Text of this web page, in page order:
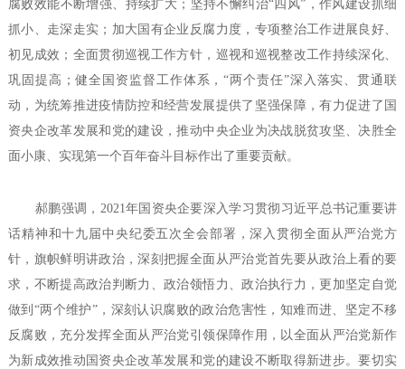
腐败效能不断增强、持续扩大；坚持不懈纠治“四风”，作风建设抓细
抓小、走深走实；加大国有企业反腐力度，专项整治工作进展良好、
初见成效；全面贯彻巡视工作方针，巡视和巡视整改工作持续深化、
巩固提高；健全国资监督工作体系，“两个责任”深入落实、贯通联
动，为统筹推进疫情防控和经营发展提供了坚强保障，有力促进了国
资央企改革发展和党的建设，推动中央企业为决战脱贫攻坚、决胜全
面小康、实现第一个百年奋斗目标作出了重要贡献。
郝鹏强调，2021年国资央企要深入学习贯彻习近平总书记重要讲
话精神和十九届中央纪委五次全会部署，深入贯彻全面从严治党方
针，旗帜鲜明讲政治，深刻把握全面从严治党首先要从政治上看的要
求，不断提高政治判断力、政治领悟力、政治执行力，更加坚定自觉
做到“两个维护”，深刻认识腐败的政治危害性，知难而进、坚定不移
反腐败，充分发挥全面从严治党引领保障作用，以全面从严治党新作
为新成效推动国资央企改革发展和党的建设不断取得新进步。要切实